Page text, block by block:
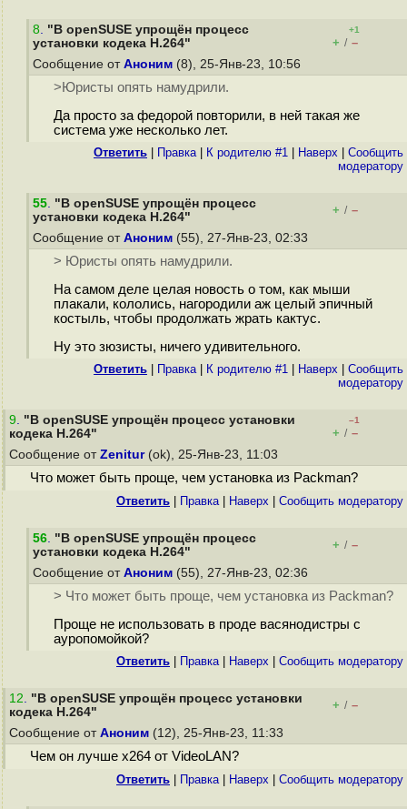
8. "В openSUSE упрощён процесс
установки кодека H.264"
+1
+ / –
Сообщение от Аноним (8), 25-Янв-23, 10:56
>Юристы опять намудрили.
Да просто за федорой повторили, в ней такая же
система уже несколько лет.
Ответить Правка| К родителю #1 Наверх
Cообщить
модератору
55. "В openSUSE упрощён процесс
установки кодека H.264"
+ / –
Сообщение от Аноним (55), 27-Янв-23, 02:33
> Юристы опять намудрили.
На самом деле целая новость о том, как мыши
плакали, кололись, нагородили аж целый эпичный
костыль, чтобы продолжать жрать кактус.
Ну это зюзисты, ничего удивительного.
Ответить Правка| К родителю #1 Наверх
Cообщить
модератору
9. "В openSUSE упрощён процесс установки
кодека H.264"
–1
+ / –
Сообщение от Zenitur(ok), 25-Янв-23, 11:03
Что может быть проще, чем установка из Packman?
Ответить Правка| Наверх Cообщить модератору
56. "В openSUSE упрощён процесс
установки кодека H.264"
+ / –
Сообщение от Аноним (55), 27-Янв-23, 02:36
> Что может быть проще, чем установка из Packman?
Проще не использовать в проде васянодистры с
ауропомойкой?
Ответить Правка| Наверх Cообщить модератору
12. "В openSUSE упрощён процесс установки
кодека H.264"
+ / –
Сообщение от Аноним (12), 25-Янв-23, 11:33
Чем он лучше x264 от VideoLAN?
Ответить Правка| Наверх Cообщить модератору